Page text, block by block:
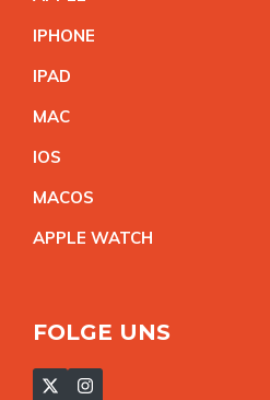
IPHONE
IPAD
MAC
IOS
MACOS
APPLE WATCH
FOLGE UNS